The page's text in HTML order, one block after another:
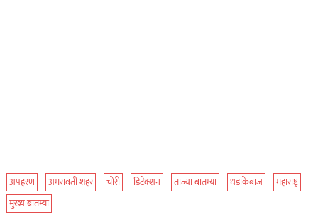
अपहरण अमरावती शहर चोरी डिटेक्शन ताज्या बातम्या धडाकेबाज
महाराष्ट्र
मुख्य बातम्या